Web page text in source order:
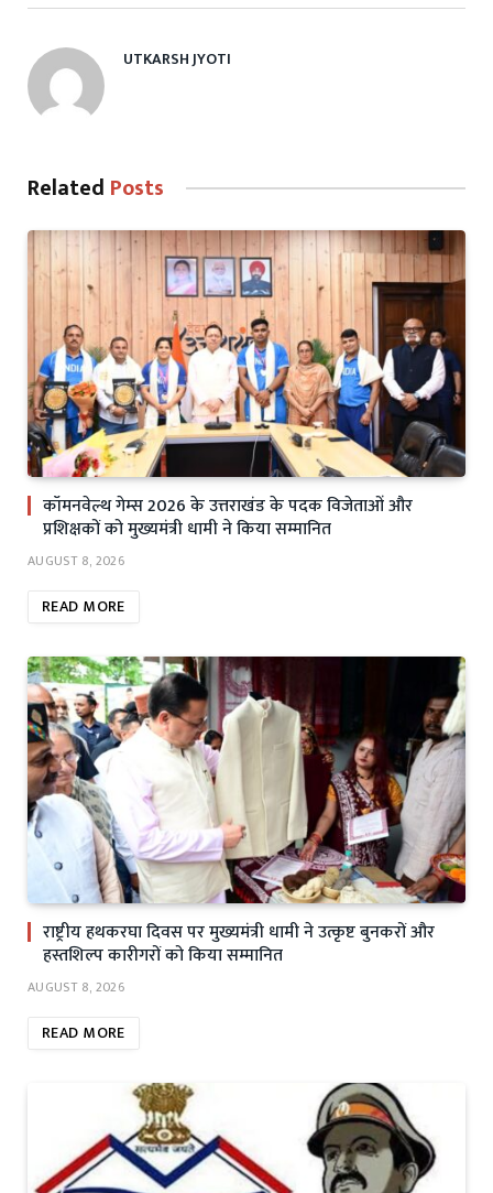
UTKARSH JYOTI
Related Posts
कॉमनवेल्थ गेम्स 2026 के उत्तराखंड के पदक विजेताओं और
प्रशिक्षकों को मुख्यमंत्री धामी ने किया सम्मानित
AUGUST 8, 2026
READ MORE
राष्ट्रीय हथकरघा दिवस पर मुख्यमंत्री धामी ने उत्कृष्ट बुनकरों और
हस्तशिल्प कारीगरों को किया सम्मानित
AUGUST 8, 2026
READ MORE